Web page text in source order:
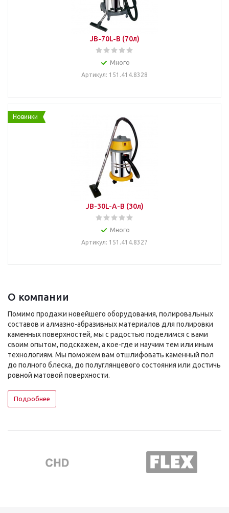
JB-70L-B (70л)
Много
Артикул: 151.414.8328
Новинки
JB-30L-A-B (30л)
Много
Артикул: 151.414.8327
О компании
Помимо продажи новейшего оборудования, полировальных
составов и алмазно-абразивных материалов для полировки
каменных поверхностей, мы с радостью поделимся с вами
своим опытом, подскажем, а кое-где и научим тем или иным
технологиям. Мы поможем вам отшлифовать каменный пол
до полного блеска, до полуглянцевого состояния или достичь
ровной матовой поверхности.
Подробнее